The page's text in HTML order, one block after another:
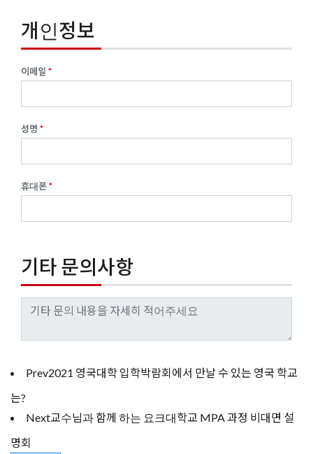
개인정보
이메일
성명
휴대폰
기타 문의사항
Prev2021 영국대학 입학박람회에서 만날 수 있는 영국 학교
는?
Next교수님과 함께 하는 요크대학교 MPA 과정 비대면 설
명회